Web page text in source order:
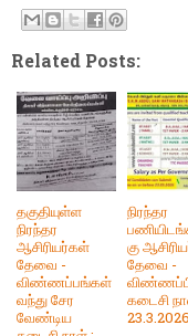
Related Posts:
தகுதியுள்ள
நிரந்தர
ஆசிரியர்கள்
தேவை -
விண்ணப்பங்கள்
வந்து சேர
வேண்டிய
நிரந்தர
கு
தேவை -
கடைசி
23.3.2026